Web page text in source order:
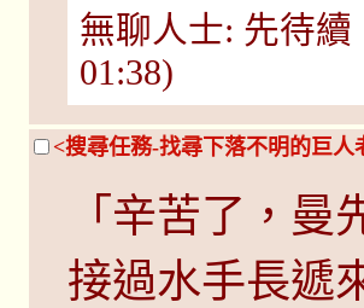
無聊人士: 先待續
01:38)
<搜尋任務-找尋下落不明的巨人
「辛苦了，曼
接過水手長遞